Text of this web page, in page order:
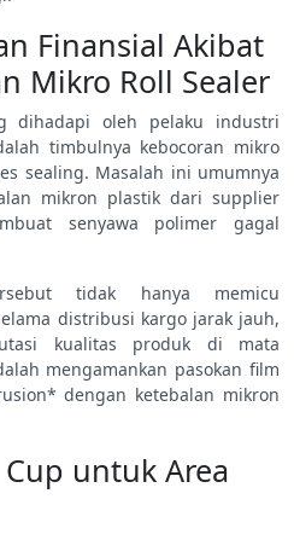
Finansial Akibat
Mikro Roll Sealer
dihadapi oleh pelaku industri
timbulnya kebocoran mikro
sealing. Masalah ini umumnya
mikron plastik dari supplier
senyawa polimer gagal
tidak hanya memicu
distribusi kargo jarak jauh,
kualitas produk di mata
mengamankan pasokan film
dengan ketebalan mikron
untuk Area